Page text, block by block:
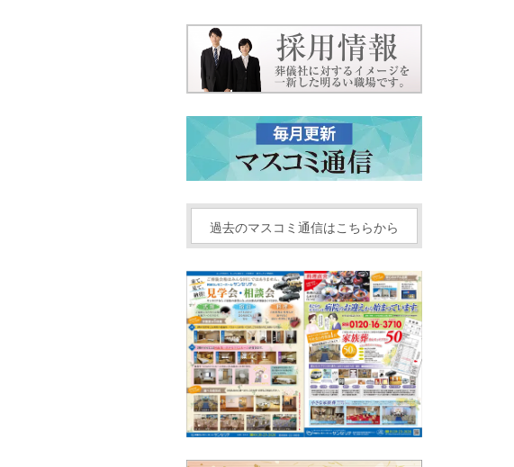
過去のマスコミ通信はこちらから